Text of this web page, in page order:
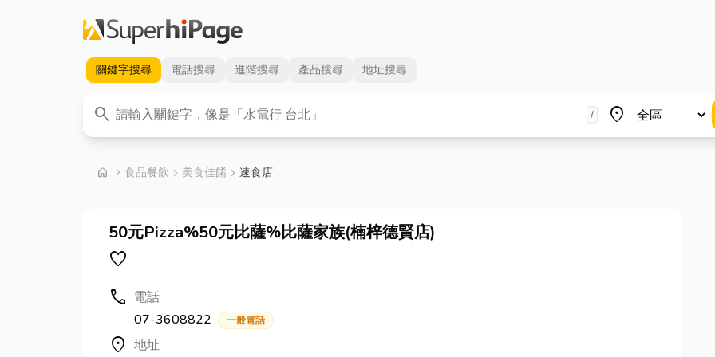
關鍵字搜尋 電話搜尋 進階搜尋 產品搜尋 地址搜尋
search
關鍵字 / place
地區
home chevron_right 首頁
食品餐飲 chevron_right 美食佳餚 chevron_right 速食店
50元Pizza%50元比薩%比薩家族(楠梓德賢店)
favorite
call 電話
07-3608822
一般電話
location_on 地址